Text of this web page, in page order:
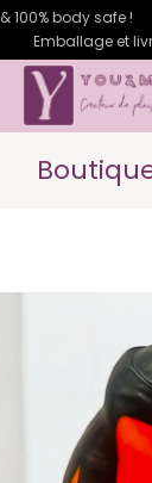
100% body safe !
Emballage et